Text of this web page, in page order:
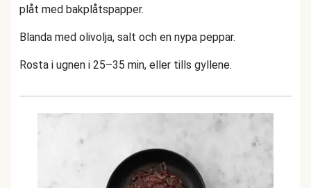
plåt med bakplåtspapper.
Blanda med olivolja, salt och en nypa peppar.
Rosta i ugnen i 25–35 min, eller tills gyllene.